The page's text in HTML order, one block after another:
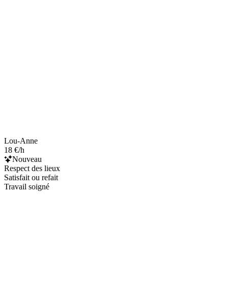
Lou-Anne
18 €/h
Nouveau
Respect des lieux
Satisfait ou refait
Travail soigné